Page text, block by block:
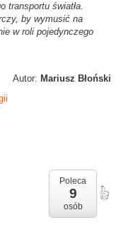
transportu światła.
by wymusić na
w roli pojedynczego
Autor: Mariusz Błoński
Poleca
9
osób